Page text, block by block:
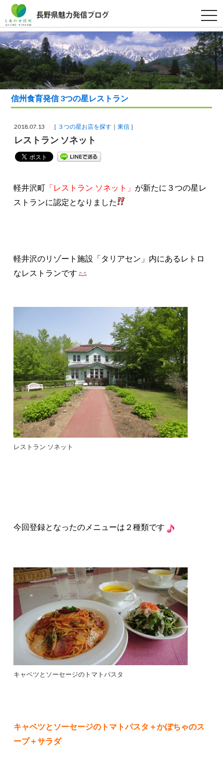
t
o
g
g
l
e
n
a
v
g
i
信州食育発信 3つの星レストラン
2018.07.13 ［ ３つの星お店を探す 東信 ］
レストラン ソネット
軽井沢町 「レストラン ソネット」 が新たに３つの星レ
ストランに認定となりました
軽井沢のリゾート施設「タリアセン」内にあるレトロ
なレストランです
レストラン ソネット
今回登録となったのメニューは２種類です
キャベツとソーセージのトマトパスタ
キャベツとソーセージのトマトパスタ＋かぼちゃのス
ープ＋サラダ